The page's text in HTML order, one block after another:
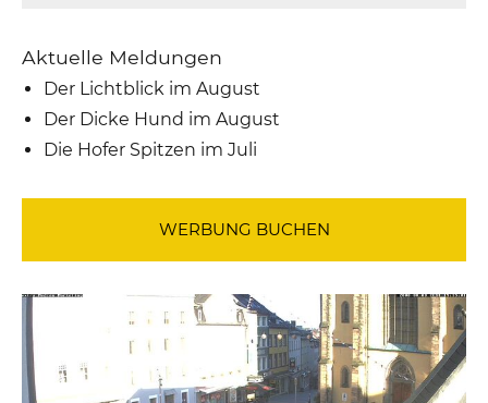
Aktuelle Meldungen
Der Lichtblick im August
Der Dicke Hund im August
Die Hofer Spitzen im Juli
WERBUNG BUCHEN